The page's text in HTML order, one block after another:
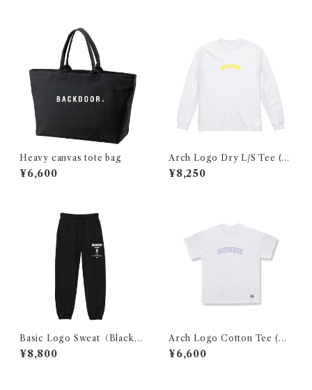
Heavy canvas tote bag
¥6,600
Arch Logo Dry L/S Tee (W
hite×Yellow)
¥8,250
Basic Logo Sweat（Black×
White）
¥8,800
Arch Logo Cotton Tee (W
hite×PURPLE)
¥6,600